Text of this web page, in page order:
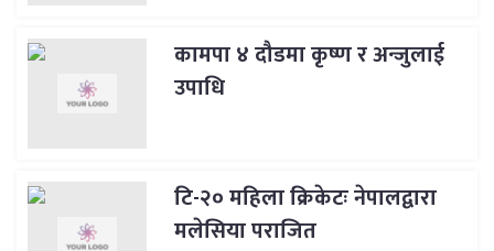
कामपा ४ दौडमा कृष्ण र अन्जुलाई
उपाधि
टि-२० महिला क्रिकेटः नेपालद्वारा
मलेसिया पराजित